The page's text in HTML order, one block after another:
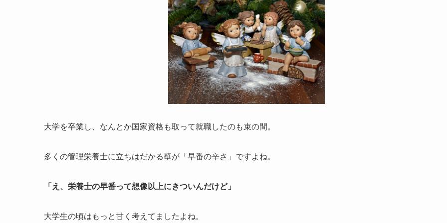
大学を卒業し、なんとか国家資格も取って就職したのも束の間。
多くの管理栄養士に立ちはだかる壁が「早番の辛さ」ですよね。
「え、栄養士の早番って想像以上にきついんだけど」
大学生の頃はもっと甘く考えてましたよね。